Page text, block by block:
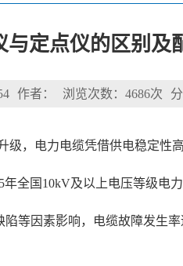
与定点仪的区别及
作者： 浏览次数：4686次
，电力电缆凭借供电稳定
全国10kV及以上电压等级电
等因素影响，电缆故障发生